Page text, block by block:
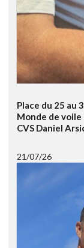
Place du 25 au
Monde de
CVS Daniel
21/07/26